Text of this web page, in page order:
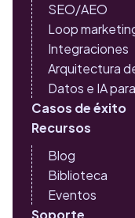
SEO/AEO
Loop
Integraciones
Arquitectura
Datos e IA
Casos de éxito
Recursos
Blog
Biblioteca
Eventos
Soporte
Haciendo clic AQUÍ,
mencionamos en
Esta lección
hemos preparado